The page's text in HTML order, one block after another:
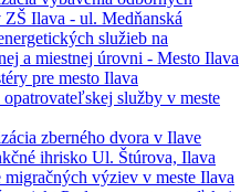
ZŠ Ilava - ul. Medňanská
služieb na
a miestnej úrovni - Mesto Ilava
pre mesto Ilava
opatrovateľskej služby v meste
zberného dvora v Ilave
ihrisko Ul. Štúrova, Ilava
migračných výziev v meste Ilava